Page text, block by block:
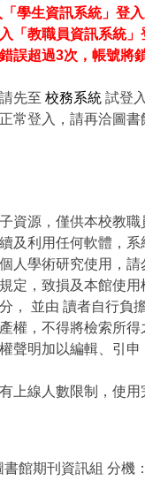
學生資訊系統」登入
「教職員資訊系統」
誤超過3次，帳號將
先至 校務系統 試登
常登入，請再洽圖書
資源，僅供本校教職
及利用任何軟體，
人學術研究使用，
定，致損及本館使用
， 並由 讀者自行負
權，不得將檢索所得
聲明加以編輯、引
上線人數限制，使
館期刊資訊組 分機